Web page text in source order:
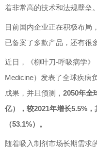
着非常高的技术和法规壁垒。
目前国内企业正在积极布局
已备案了多款产品，还有很
近日，《柳叶刀-呼吸病学》
Medicine）发表了全球疾病
成果，并且预测， 2050年全
亿），较2021年增长5.5%
（53.1%）。
随着吸入制剂市场长期需求